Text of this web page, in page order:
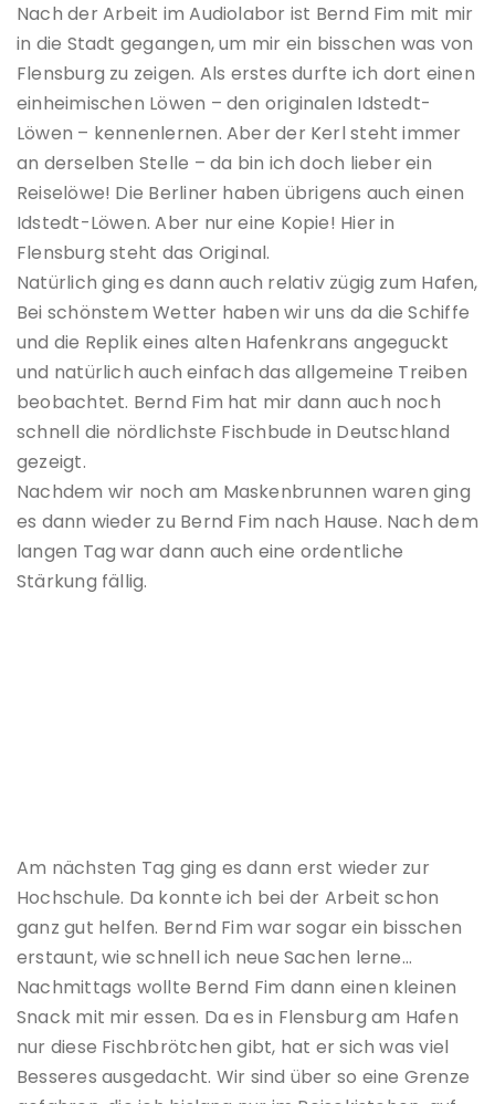
Nach der Arbeit im Audiolabor ist Bernd Fim mit mir
in die Stadt gegangen, um mir ein bisschen was von
Flensburg zu zeigen. Als erstes durfte ich dort einen
einheimischen Löwen – den originalen Idstedt-
Löwen – kennenlernen. Aber der Kerl steht immer
an derselben Stelle – da bin ich doch lieber ein
Reiselöwe! Die Berliner haben übrigens auch einen
Idstedt-Löwen. Aber nur eine Kopie! Hier in
Flensburg steht das Original.
Natürlich ging es dann auch relativ zügig zum Hafen,
Bei schönstem Wetter haben wir uns da die Schiffe
und die Replik eines alten Hafenkrans angeguckt
und natürlich auch einfach das allgemeine Treiben
beobachtet. Bernd Fim hat mir dann auch noch
schnell die nördlichste Fischbude in Deutschland
gezeigt.
Nachdem wir noch am Maskenbrunnen waren ging
es dann wieder zu Bernd Fim nach Hause. Nach dem
langen Tag war dann auch eine ordentliche
Stärkung fällig.
Am nächsten Tag ging es dann erst wieder zur
Hochschule. Da konnte ich bei der Arbeit schon
ganz gut helfen. Bernd Fim war sogar ein bisschen
erstaunt, wie schnell ich neue Sachen lerne…
Nachmittags wollte Bernd Fim dann einen kleinen
Snack mit mir essen. Da es in Flensburg am Hafen
nur diese Fischbrötchen gibt, hat er sich was viel
Besseres ausgedacht. Wir sind über so eine Grenze